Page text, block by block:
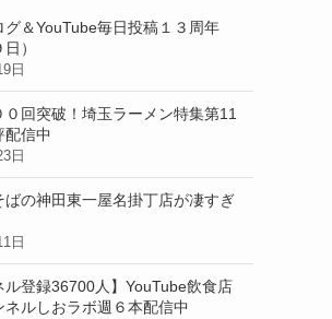
＆YouTube毎日投稿１３周年
）
日
０回突破！埼玉ラーメン特集第11
配信中
日
ばの神田東一屋名掛丁店が凄すぎ
日
ル登録36700人】YouTube飲食店
ネルしおラボ週６本配信中